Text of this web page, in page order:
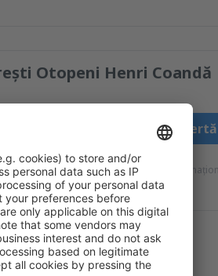
Otopeni Henri Coandă
Creați o
Sunt de acord să primesc materiale